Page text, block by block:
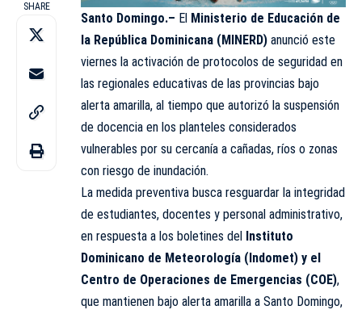
SHARE
Santo Domingo.– El Ministerio de Educación de
la República Dominicana (MINERD) anunció este
viernes la activación de protocolos de seguridad en
las regionales educativas de las provincias bajo
alerta amarilla, al tiempo que autorizó la suspensión
de docencia en los planteles considerados
vulnerables por su cercanía a cañadas, ríos o zonas
con riesgo de inundación.
La medida preventiva busca resguardar la integridad
de estudiantes, docentes y personal administrativo,
en respuesta a los boletines del Instituto
Dominicano de Meteorología (Indomet) y el
Centro de Operaciones de Emergencias (COE),
que mantienen bajo alerta amarilla a Santo Domingo,